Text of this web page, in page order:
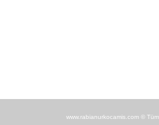
www.rabianurkocamis.com © Tüm